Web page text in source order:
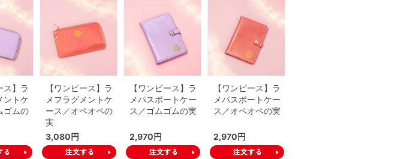
ス】ラ
ントケ
ゴムの
【ワンピース】ラ
メフラグメントケ
ース／オペオペの
実
3,080円
【ワンピース】ラ
メパスポートケー
ス／ゴムゴムの実
2,970円
【ワンピース】ラ
メパスポートケー
ス／オペオペの実
2,970円